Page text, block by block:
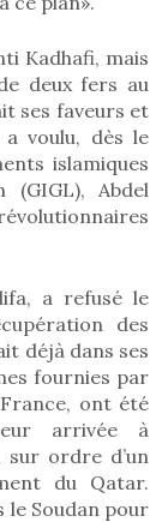
Kadhafi, mais
deux fers au
ses faveurs et
voulu, dès le
islamiques
(GIGL), Abdel
a refusé le
des
déjà dans ses
fournies par
ont été
arrivée à
sur ordre d’un
du Qatar.
le Soudan pour